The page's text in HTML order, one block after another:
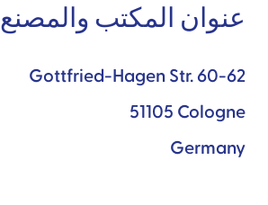
عنوان المكتب والمصنع
Gottfried-Hagen Str. 60-62
51105 Cologne
Germany